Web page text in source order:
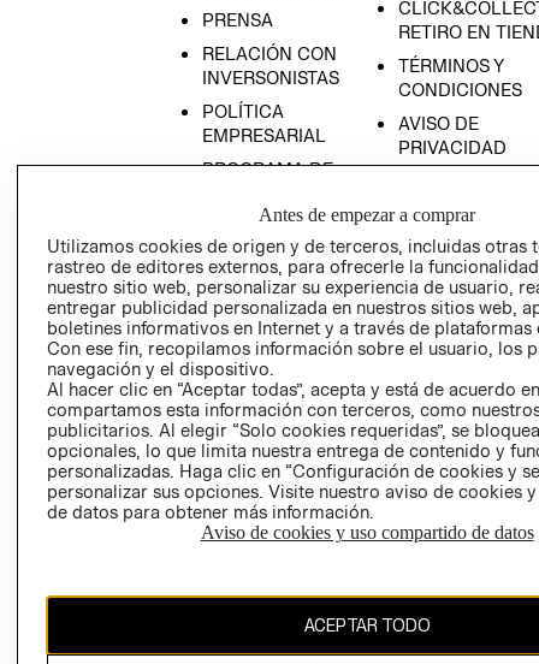
PRENSA
RELACIÓN CON
INVERSONISTAS
POLÍTICA
EMPRESARIAL
PROGRAMA DE
Y ÉTICA
(ESPAÑOL)
PROGRAMA DE
TRANSPARENCIA
Y ÉTICA (INGLÉS)
RETIRO EN
TÉRMINOS Y
CONDICIONES
AVISO DE
PRIVACIDAD
AVISO DE
DE INDUSTRIA Y
COMERCIO - SIC
PETICIONES
QUEJAS Y
RECLAMOS
Antes de empezar a comprar
Utilizamos cookies de origen y de terceros, incluidas otras
rastreo de editores externos, para ofrecerle la
nuestro sitio web, personalizar su experiencia de usuario,
entregar publicidad personalizada en nuestros sitios web,
boletines informativos en Internet y a través de plataformas
Con ese fin, recopilamos información sobre el usuario, los
navegación y el dispositivo.
Al hacer clic en “Aceptar todas”, acepta y está de acuerdo
compartamos esta información con terceros, como
publicitarios. Al elegir “Solo cookies requeridas”, se
opcionales, lo que limita nuestra entrega de contenido y
personalizadas. Haga clic en “Configuración de cookies y
personalizar sus opciones. Visite nuestro aviso de cookies
de datos para obtener más información.
Aviso de cookies y uso compartido de datos
ACEPTAR TODO